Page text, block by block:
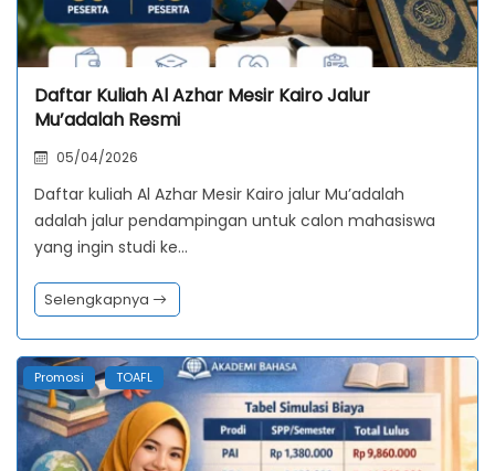
Daftar Kuliah Al Azhar Mesir Kairo Jalur
Mu’adalah Resmi
05/04/2026
Daftar kuliah Al Azhar Mesir Kairo jalur Mu’adalah
adalah jalur pendampingan untuk calon mahasiswa
yang ingin studi ke…
Selengkapnya
Promosi TOAFL